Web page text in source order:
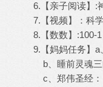
6.【亲子阅读】:
7.【视频】：科
8.【数数】:100-1
9.【妈妈任务】
b、睡前灵魂三
c、郑伟圣经：